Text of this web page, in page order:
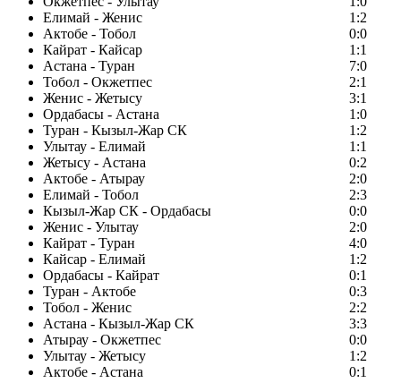
Елимай - Женис
1:2
Актобе - Тобол
0:0
Кайрат - Кайсар
1:1
Астана - Туран
7:0
Тобол - Окжетпес
2:1
Женис - Жетысу
3:1
Ордабасы - Астана
1:0
Туран - Кызыл-Жар СК
1:2
Улытау - Елимай
1:1
Жетысу - Астана
0:2
Актобе - Атырау
2:0
Елимай - Тобол
2:3
Кызыл-Жар СК - Ордабасы
0:0
Женис - Улытау
2:0
Кайрат - Туран
4:0
Кайсар - Елимай
1:2
Ордабасы - Кайрат
0:1
Туран - Актобе
0:3
Тобол - Женис
2:2
Астана - Кызыл-Жар СК
3:3
Атырау - Окжетпес
0:0
Улытау - Жетысу
1:2
Актобе - Астана
0:1